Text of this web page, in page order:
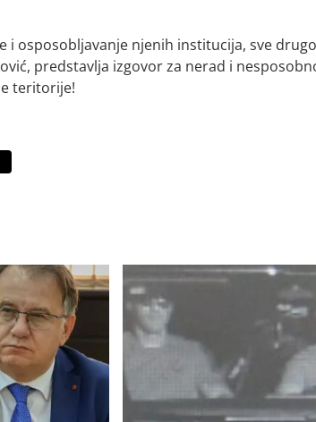
i osposobljavanje njenih institucija, sve
predstavlja izgovor za nerad i
teritorije!